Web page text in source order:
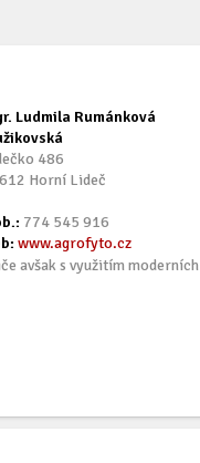
Ludmila Rumánková
486
Horní Lideč
774 545 916
www.agrofyto.cz
avšak s využitím moderních